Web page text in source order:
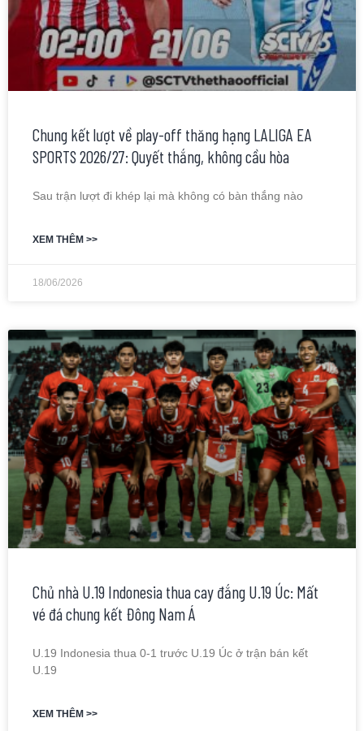
Chung kết lượt về play-off thăng hạng LALIGA EA
SPORTS 2026/27: Quyết thắng, không cầu hòa
Sau trận lượt đi khép lại mà không có bàn thắng nào
XEM THÊM >>
18/06/2026
Chủ nhà U.19 Indonesia thua cay đắng U.19 Úc: Mất
vé đá chung kết Đông Nam Á
U.19 Indonesia thua 0-1 trước U.19 Úc ở trận bán kết
U.19
XEM THÊM >>